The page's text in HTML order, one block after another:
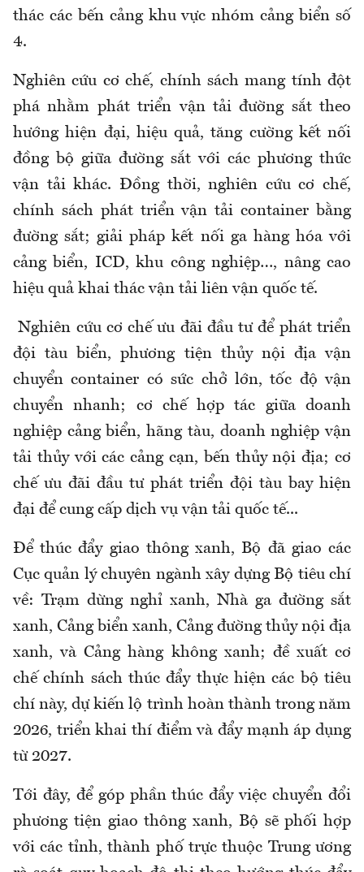
thác các bến cảng khu vực nhóm cảng biển số
4.
Nghiên cứu cơ chế, chính sách mang tính đột
phá nhằm phát triển vận tải đường sắt theo
hướng hiện đại, hiệu quả, tăng cường kết nối
đồng bộ giữa đường sắt với các phương thức
vận tải khác. Đồng thời, nghiên cứu cơ chế,
chính sách phát triển vận tải container bằng
đường sắt; giải pháp kết nối ga hàng hóa với
cảng biển, ICD, khu công nghiệp…, nâng cao
hiệu quả khai thác vận tải liên vận quốc tế.
Nghiên cứu cơ chế ưu đãi đầu tư để phát triển
đội tàu biển, phương tiện thủy nội địa vận
chuyển container có sức chở lớn, tốc độ vận
chuyển nhanh; cơ chế hợp tác giữa doanh
nghiệp cảng biển, hãng tàu, doanh nghiệp vận
tải thủy với các cảng cạn, bến thủy nội địa; cơ
chế ưu đãi đầu tư phát triển đội tàu bay hiện
đại để cung cấp dịch vụ vận tải quốc tế...
Để thúc đẩy giao thông xanh, Bộ đã giao các
Cục quản lý chuyên ngành xây dựng Bộ tiêu chí
về: Trạm dừng nghỉ xanh, Nhà ga đường sắt
xanh, Cảng biển xanh, Cảng đường thủy nội địa
xanh, và Cảng hàng không xanh; đề xuất cơ
chế chính sách thúc đẩy thực hiện các bộ tiêu
chí này, dự kiến lộ trình hoàn thành trong năm
2026, triển khai thí điểm và đẩy mạnh áp dụng
từ 2027.
Tới đây, để góp phần thúc đẩy việc chuyển đổi
phương tiện giao thông xanh, Bộ sẽ phối hợp
với các tỉnh, thành phố trực thuộc Trung ương